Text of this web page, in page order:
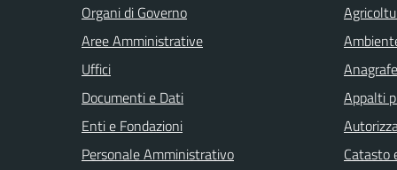
Organi di Governo
Aree Amministrative
Uffici
Documenti e Dati
Enti e Fondazioni
Personale Amministrativo
Appalti
Catasto